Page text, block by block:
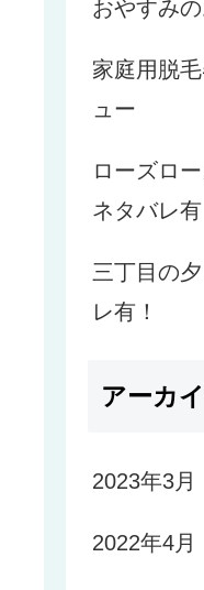
おやすみ
家庭用脱
ュー
ローズロ
ネタバレ有
三丁目の
レ有！
アーカ
2023年3月
2022年4月